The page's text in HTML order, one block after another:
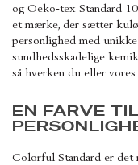
og Oeko-tex Standard
et mærke, der sætter
personlighed med
sundhedsskadelige
så hverken du eller
EN FARVE
Colorful Standard er det